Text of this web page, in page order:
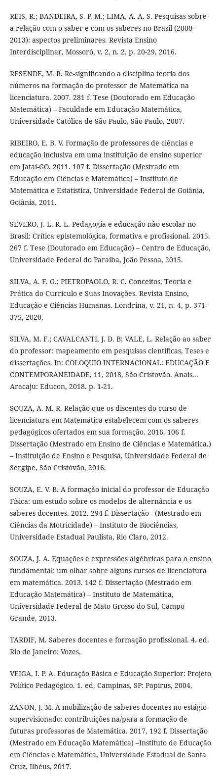
REIS, R.; BANDEIRA, S. P. M.; LIMA, A. A. S. Pesquisas sobre
a relação com o saber e com os saberes no Brasil (2000-
2013): aspectos preliminares. Revista Ensino
Interdisciplinar, Mossoró, v. 2, n. 2, p. 20-29, 2016.
RESENDE, M. R. Re-significando a disciplina teoria dos
números na formação do professor de Matemática na
licenciatura. 2007. 281 f. Tese (Doutorado em Educação
Matemática) – Faculdade em Educação Matemática,
Universidade Católica de São Paulo, São Paulo, 2007.
RIBEIRO, E. B. V. Formação de professores de ciências e
educação inclusiva em uma instituição de ensino superior
em Jataí-GO. 2011. 107 f. Dissertação (Mestrado em
Educação em Ciências e Matemática) – Instituto de
Matemática e Estatística, Universidade Federal de Goiânia,
Goiânia, 2011.
SEVERO, J. L. R. L. Pedagogia e educação não escolar no
Brasil: Crítica epistemológica, formativa e profissional. 2015.
267 f. Tese (Doutorado em Educação) – Centro de Educação,
Universidade Federal do Paraíba, João Pessoa, 2015.
SILVA, A. F. G.; PIETROPAOLO, R. C. Conceitos, Teoria e
Prática do Currículo e Suas Inovações. Revista Ensino,
Educação e Ciências Humanas. Londrina, v. 21, n. 4, p. 371-
375, 2020.
SILVA, M. F.; CAVALCANTI, J. D. B; VALE, L. Relação ao saber
do professor: mapeamento em pesquisas científicas, Teses e
dissertações. In: COLOQUIO INTERNACIONAL: EDUCAÇÃO E
CONTEMPORANEIDADE, 11, 2018, São Cristovão. Anais...
Aracaju: Educon, 2018. p. 1-21.
SOUZA, A. M. R. Relação que os discentes do curso de
licenciatura em Matemática estabelecem com os saberes
pedagógicos ofertados em sua formação. 2016. 106 f.
Dissertação (Mestrado em Ensino de Ciências e Matemática.)
– Instituição de Ensino e Pesquisa, Universidade Federal de
Sergipe, São Cristóvão, 2016.
SOUZA, E. V. B. A formação inicial do professor de Educação
Física: um estudo sobre os modelos de alternância e os
saberes docentes. 2012. 294 f. Dissertação - (Mestrado em
Ciências da Motricidade) – Instituto de Biociências,
Universidade Estadual Paulista, Rio Claro, 2012.
SOUZA, J. A. Equações e expressões algébricas para o ensino
fundamental: um olhar sobre alguns cursos de licenciatura
em matemática. 2013. 142 f. Dissertação (Mestrado em
Educação Matemática) – Instituto de Matemática,
Universidade Federal de Mato Grosso do Sul, Campo
Grande, 2013.
TARDIF, M. Saberes docentes e formação profissional. 4. ed.
Rio de Janeiro: Vozes,
VEIGA, I. P. A. Educação Básica e Educação Superior: Projeto
Político Pedagógico. 1. ed. Campinas, SP: Papirus, 2004.
ZANON, J. M. A mobilização de saberes docentes no estágio
supervisionado: contribuições na/para a formação de
futuras professoras de Matemática. 2017, 192 f. Dissertação
(Mestrado em Educação Matemática) –Instituto de Educação
em Ciências e Matemática, Universidade Estadual de Santa
Cruz, Ilhéus, 2017.